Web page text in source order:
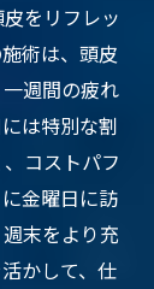
をリフレッ
術は、頭皮
週間の疲れ
は特別な割
コストパフ
金曜日に訪
末をより充
かして、仕